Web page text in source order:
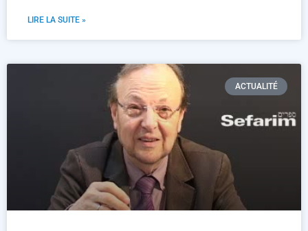
LIRE LA SUITE »
ACTUALITÉ